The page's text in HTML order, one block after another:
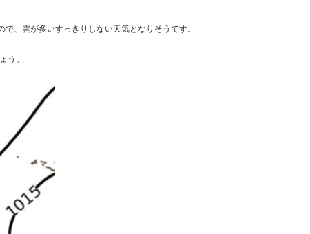
、雲が多いすっきりしない天気となりそうです。
う。